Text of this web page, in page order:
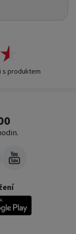
s produktem